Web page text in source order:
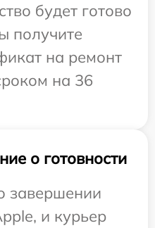
будет готово
получите
на ремонт
на 36
о готовности
и курьер